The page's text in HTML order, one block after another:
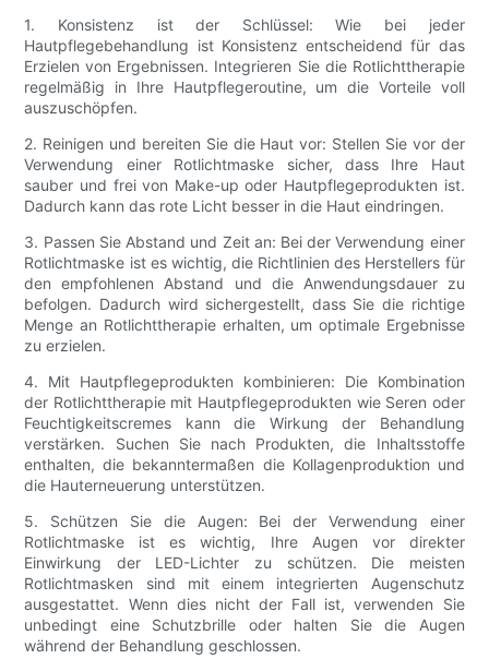
1. Konsistenz ist der Schlüssel: Wie bei jeder
Hautpflegebehandlung ist Konsistenz entscheidend für das
Erzielen von Ergebnissen. Integrieren Sie die Rotlichttherapie
regelmäßig in Ihre Hautpflegeroutine, um die Vorteile voll
auszuschöpfen.
2. Reinigen und bereiten Sie die Haut vor: Stellen Sie vor der
Verwendung einer Rotlichtmaske sicher, dass Ihre Haut
sauber und frei von Make-up oder Hautpflegeprodukten ist.
Dadurch kann das rote Licht besser in die Haut eindringen.
3. Passen Sie Abstand und Zeit an: Bei der Verwendung einer
Rotlichtmaske ist es wichtig, die Richtlinien des Herstellers für
den empfohlenen Abstand und die Anwendungsdauer zu
befolgen. Dadurch wird sichergestellt, dass Sie die richtige
Menge an Rotlichttherapie erhalten, um optimale Ergebnisse
zu erzielen.
4. Mit Hautpflegeprodukten kombinieren: Die Kombination
der Rotlichttherapie mit Hautpflegeprodukten wie Seren oder
Feuchtigkeitscremes kann die Wirkung der Behandlung
verstärken. Suchen Sie nach Produkten, die Inhaltsstoffe
enthalten, die bekanntermaßen die Kollagenproduktion und
die Hauterneuerung unterstützen.
5. Schützen Sie die Augen: Bei der Verwendung einer
Rotlichtmaske ist es wichtig, Ihre Augen vor direkter
Einwirkung der LED-Lichter zu schützen. Die meisten
Rotlichtmasken sind mit einem integrierten Augenschutz
ausgestattet. Wenn dies nicht der Fall ist, verwenden Sie
unbedingt eine Schutzbrille oder halten Sie die Augen
während der Behandlung geschlossen.